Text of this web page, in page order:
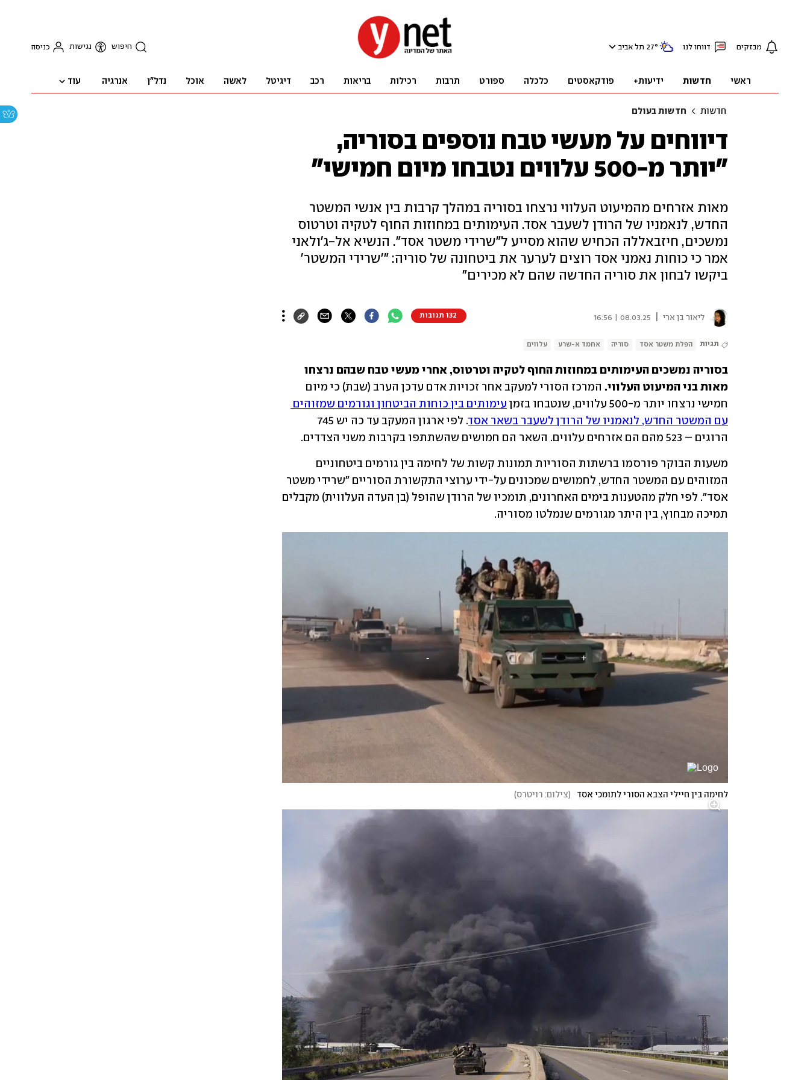
מבזקים דווחו לנו 27° תל אביב חיפוש נגישות כניסה
ראשי חדשות ידיעות+ פודקאסטים כלכלה ספורט תרבות רכילות בריאות רכב דיגיטל לאשה אוכל נדל"ן אנרגיה עוד
חדשות חדשות בעולם
דיווחים על מעשי טבח נוספים בסוריה,
"יותר מ-500 עלווים נטבחו מיום חמישי"
מאות אזרחים מהמיעוט העלווי נרצחו בסוריה במהלך קרבות בין אנשי המשטר
החדש, לנאמניו של הרודן לשעבר אסד. העימותים במחוזות החוף לטקיה וטרטוס
נמשכים, חיזבאללה הכחיש שהוא מסייע ל"שרידי משטר אסד". הנשיא אל-ג'ולאני
אמר כי כוחות נאמני אסד רוצים לערער את ביטחונה של סוריה: "'שרידי המשטר'
ביקשו לבחון את סוריה החדשה שהם לא מכירים"
ליאור בן ארי 08.03.25 | 16:56 132 תגובות
תגיות הפלת משטר אסד סוריה אחמד א-שרע עלווים
מאות בני המיעוט העלווי.
חמישי נרצחו יותר מ-500 עלווים, שנטבחו בזמן
עם המשטר החדש, לנאמניו של הרודן לשעבר בשאר אסד
הרוגים – 523 מהם הם אזרחים עלווים. השאר הם חמושים שהשתתפו בקרבות משני הצדדים.
תמיכה מבחוץ, בין היתר מגורמים שנמלטו מסוריה.
לחימה בין חיילי הצבא הסורי לתומכי אסד (צילום: רויטרס)